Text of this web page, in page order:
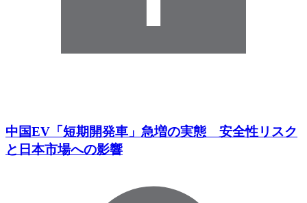
中国EV「短期開発車」急増の実態 安全性リスク
と日本市場への影響